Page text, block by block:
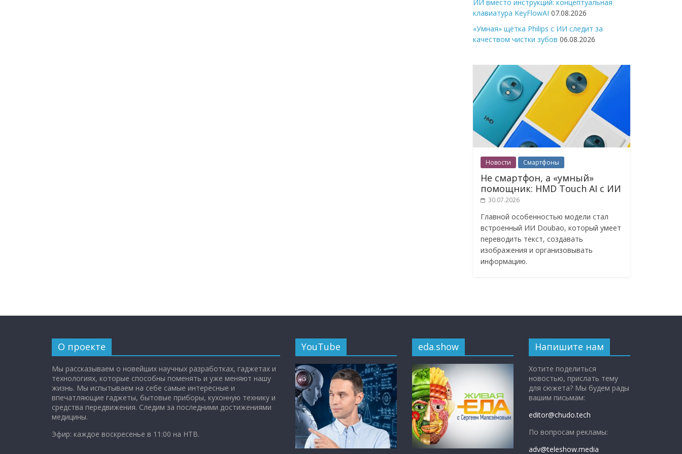
ИИ вместо инструкций: концептуальная
клавиатура KeyFlowAI 07.08.2026
«Умная» щётка Philips с ИИ следит за
качеством чистки зубов 06.08.2026
Новости Смартфоны
Не смартфон, а «умный»
помощник: HMD Touch AI с ИИ
30.07.2026
Главной особенностью модели стал
встроенный ИИ Doubao, который умеет
переводить текст, создавать
изображения и организовывать
информацию.
О проекте
Мы рассказываем о новейших научных разработках, гаджетах и
технологиях, которые способны поменять и уже меняют нашу
жизнь. Мы испытываем на себе самые интересные и
впечатляющие гаджеты, бытовые приборы, кухонную технику и
средства передвижения. Следим за последними достижениями
медицины.
Эфир: каждое воскресенье в 11:00 на НТВ.
YouTube eda.show Напишите нам
Хотите поделиться
новостью, прислать тему
для сюжета? Мы будем рады
вашим письмам:
editor@chudo.tech
По вопросам рекламы:
adv@teleshow.media